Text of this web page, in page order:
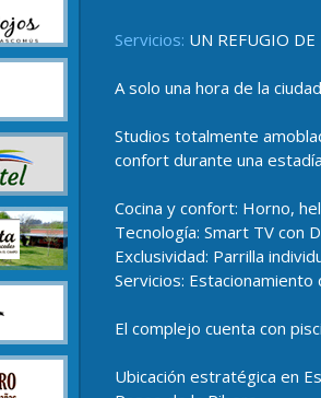
Servicios: UN REFUGIO DE
A solo una hora de la
Studios totalmente
confort durante una
Cocina y confort: Horno,
Tecnología: Smart TV con
Exclusividad: Parrilla
Servicios:
El complejo cuenta con
Ubicación estratégica en